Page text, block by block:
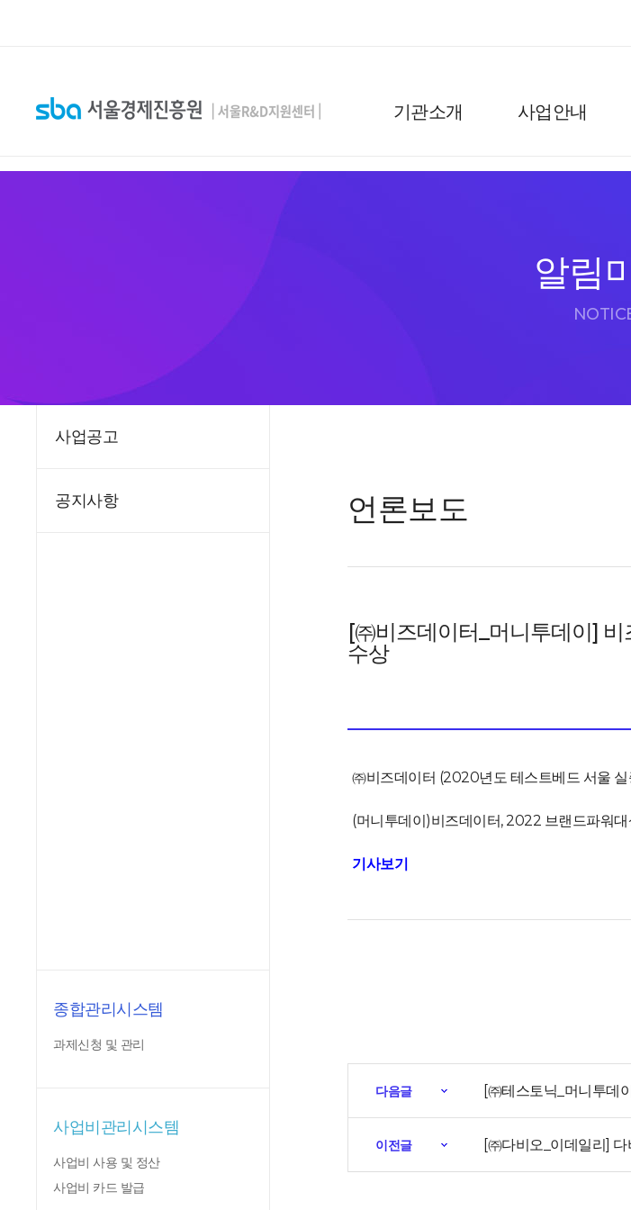
기관소개 사업안내
알림
사업공고
공지사항
종합관리시스템
과제신청 및 관리
사업비관리시스템
사업비 사용 및 정산
사업비 카드 발급
언론보도
[㈜비즈데이터_머니투데이]
수상
㈜비즈데이터 (2020년도 테스트베드 서울
(머니투데이)비즈데이터, 2022 브랜드파워
기사보기
다음글 [㈜테스토닉_머니투데
이전글 [㈜다비오_이데일리]